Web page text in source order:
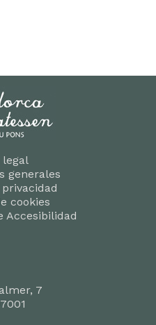
legal
generales
cookies
Accesibilidad
7